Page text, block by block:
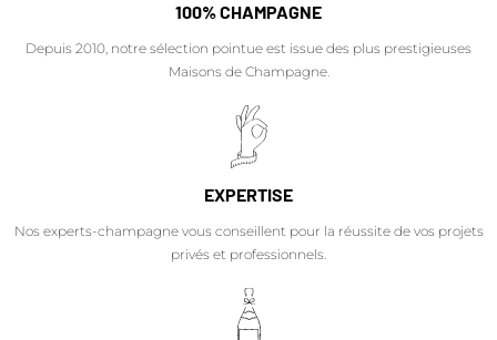
100% CHAMPAGNE
Depuis 2010, notre sélection pointue est issue des plus prestigieuses
Maisons de Champagne.
EXPERTISE
Nos experts-champagne vous conseillent pour la réussite de vos projets
privés et professionnels.